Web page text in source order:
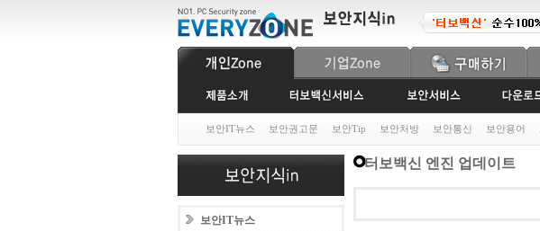
보안IT뉴스 보안권고문 보안Tip 보안처방 보안통신 보안용어
보안IT뉴스
터보백신 엔진 업데이트